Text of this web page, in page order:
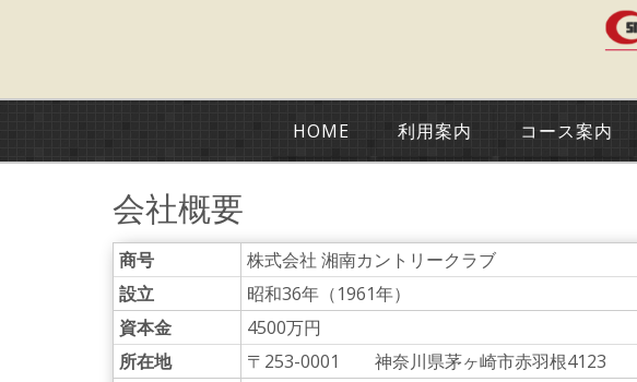
HOME 利用案内 コース案内
会社概要
商号
株式会社 湘南カントリークラブ
設立
昭和36年（1961年）
資本金
4500万円
所在地
〒253-0001 神奈川県茅ヶ崎市赤羽根4123